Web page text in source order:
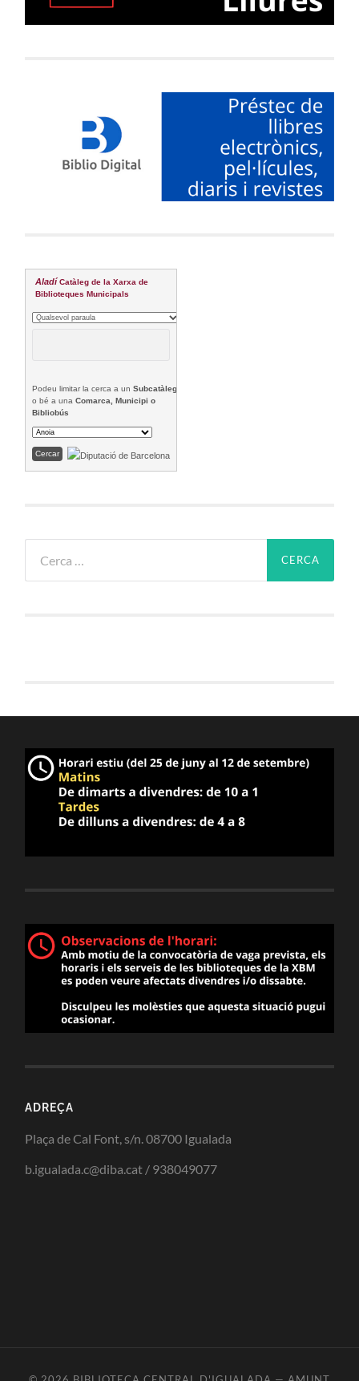
Aladí Catàleg de la Xarxa de
Biblioteques Municipals
Podeu limitar la cerca a unSubcatàleg
o bé a unaComarca, Municipi o
Bibliobús
ADREÇA
Plaça de Cal Font, s/n. 08700 Igualada
b.igualada.c@diba.cat / 938049077